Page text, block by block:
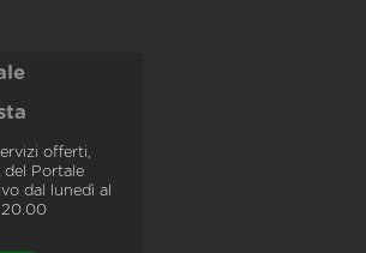
offerti,
del Portale
dal lunedì al
20.00